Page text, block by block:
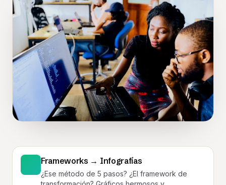
Frameworks → Infografías
¿Ese método de 5 pasos? ¿El framework de